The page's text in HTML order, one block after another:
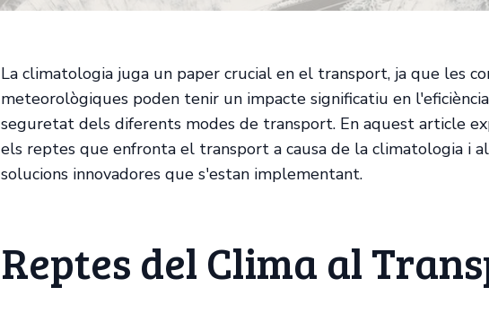
La climatologia juga un paper crucial en el transport, ja que les
meteorològiques poden tenir un impacte significatiu en
seguretat dels diferents modes de transport. En aquest article
els reptes que enfronta el transport a causa de la climatologia i
solucions innovadores que s'estan implementant.
Reptes del Clima al